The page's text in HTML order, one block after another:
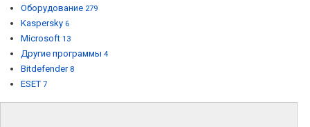
Оборудование 279
Kaspersky 6
Microsoft 13
Другие программы 4
Bitdefender 8
ESET 7